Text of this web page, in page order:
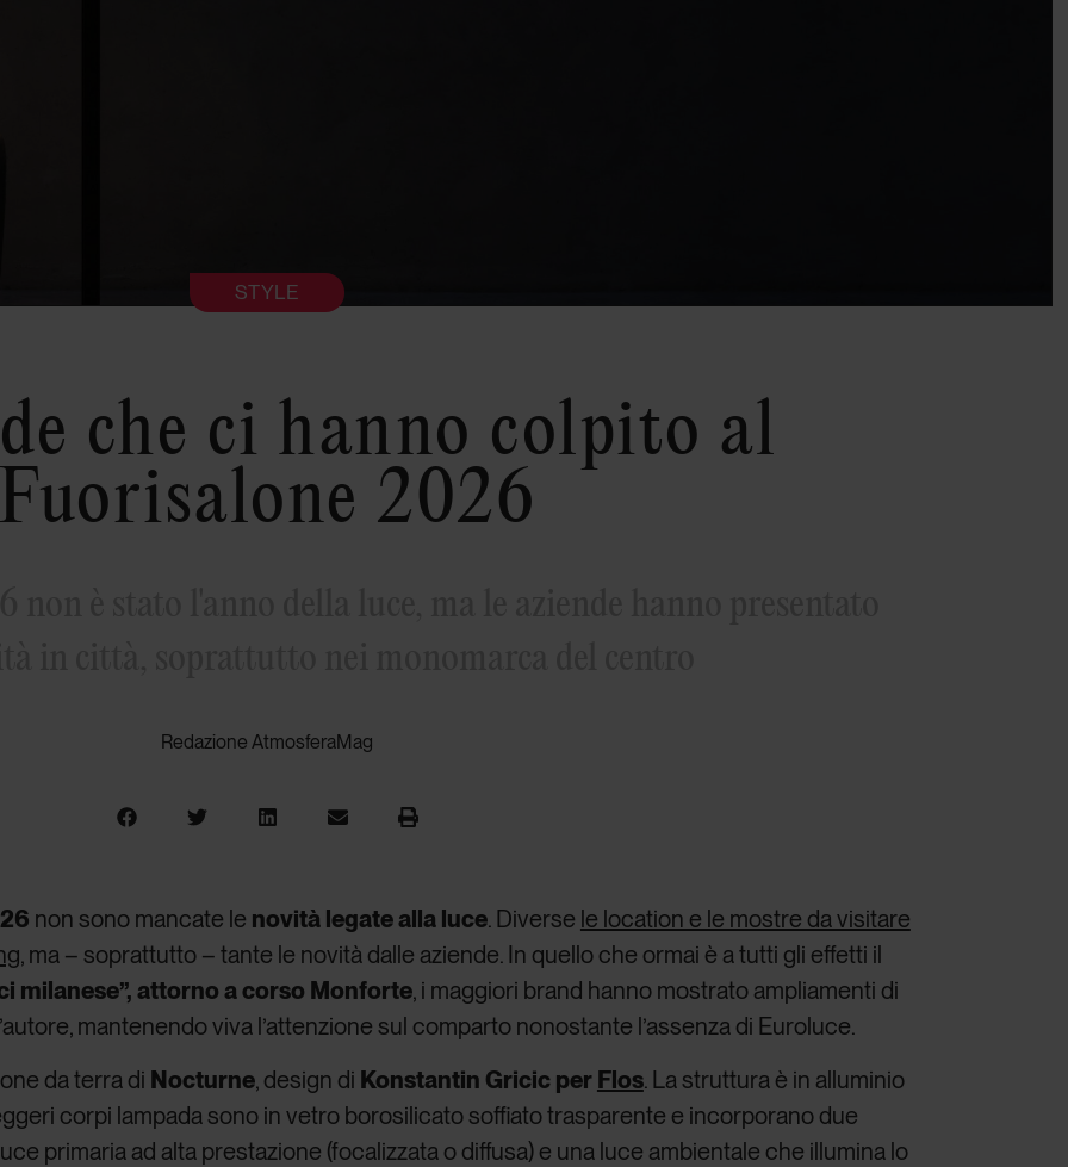
STYLE
che ci hanno colpito al
Fuorisalone 2026
Redazione AtmosferaMag
non sono mancate le novità legate alla luce. Diverse le location e le mostre da visitare
, ma – soprattutto – tante le novità dalle aziende. In quello che ormai è a tutti gli effetti il
milanese”, attorno a corso Monforte, i maggiori brand hanno mostrato ampliamenti di
mantenendo viva l’attenzione sul comparto nonostante l’assenza di Euroluce.
da terra di Nocturne, design di Konstantin Gricic per Flos. La struttura è in alluminio
corpi lampada sono in vetro borosilicato soffiato trasparente e incorporano due
primaria ad alta prestazione (focalizzata o diffusa) e una luce ambientale che illumina lo